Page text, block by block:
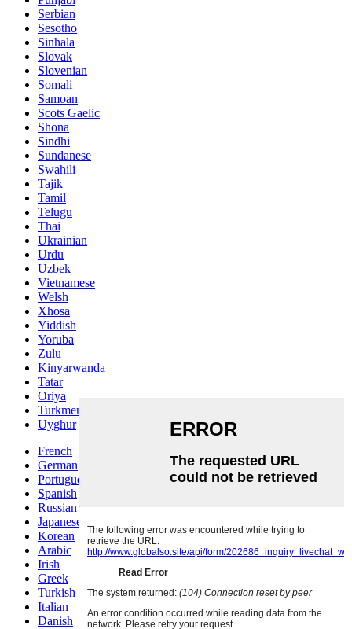
Serbian
Sesotho
Sinhala
Slovak
Slovenian
Somali
Samoan
Scots Gaelic
Shona
Sindhi
Sundanese
Swahili
Tajik
Tamil
Telugu
Thai
Ukrainian
Urdu
Uzbek
Vietnamese
Welsh
Xhosa
Yiddish
Yoruba
Zulu
Kinyarwanda
Tatar
Oriya
Turkmen
Uyghur
French
German
Portuguese
Spanish
Russian
Japanese
Korean
Arabic
Irish
Greek
Turkish
Italian
Danish